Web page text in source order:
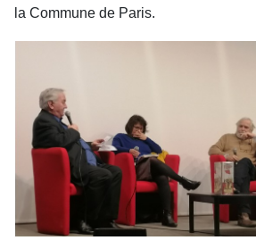
la Commune de Paris.